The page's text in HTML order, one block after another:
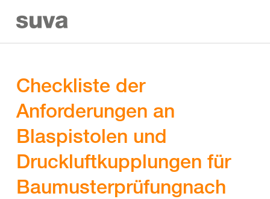
Checkliste der
Anforderungen an
Blaspistolen und
Druckluftkupplungen für
Baumusterprüfungnach